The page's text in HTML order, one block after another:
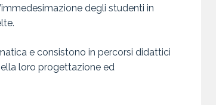
degli studenti in
e consistono in percorsi didattici
loro progettazione ed